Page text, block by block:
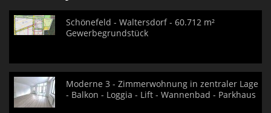
Schönefeld - Waltersdorf - 60.712 m²
Gewerbegrundstück
Moderne 3 - Zimmerwohnung in zentraler Lage
- Balkon - Loggia - Lift - Wannenbad - Parkhaus